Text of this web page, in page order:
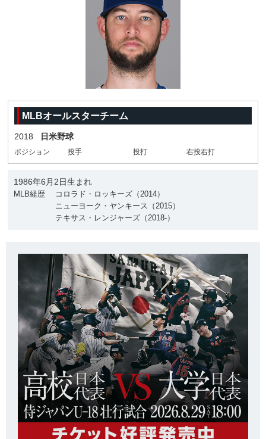
MLBオールスターチーム
2018 日米野球
ポジション 投手 投打 右投右打
1986年6月2日生まれ
MLB経歴
コロラド・ロッキーズ（2014）
ニューヨーク・ヤンキース（2015）
テキサス・レンジャーズ（2018-）